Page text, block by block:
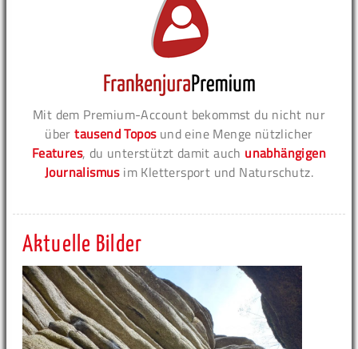
Mit dem Premium-Account bekommst du nicht nur
übertausend Toposund eine Menge nützlicher
Features, du unterstützt damit auch unabhängigen
Journalismusim Klettersport und Naturschutz.
Aktuelle Bilder